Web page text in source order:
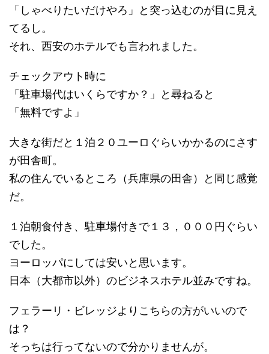
「しゃべりたいだけやろ」と突っ込むのが目に見え
てるし。
それ、西安のホテルでも言われました。
チェックアウト時に
「駐車場代はいくらですか？」と尋ねると
「無料ですよ」
大きな街だと１泊２０ユーロぐらいかかるのにさす
が田舎町。
私の住んでいるところ（兵庫県の田舎）と同じ感覚
だ。
１泊朝食付き、駐車場付きで１３，０００円ぐらい
でした。
ヨーロッパにしては安いと思います。
日本（大都市以外）のビジネスホテル並みですね。
フェラーリ・ビレッジよりこちらの方がいいので
は？
そっちは行ってないので分かりませんが。